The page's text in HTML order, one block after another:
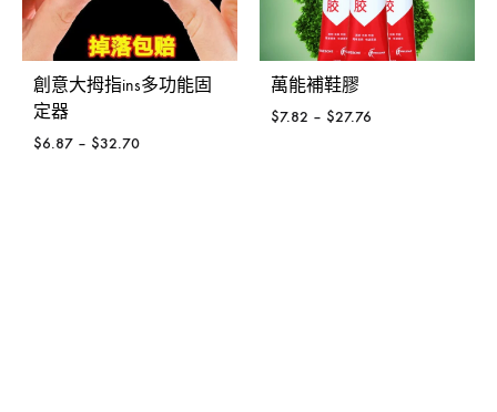
創意大拇指ins多功能固
定器
$6.87 – $32.70
萬能補鞋膠
$7.82 – $27.76